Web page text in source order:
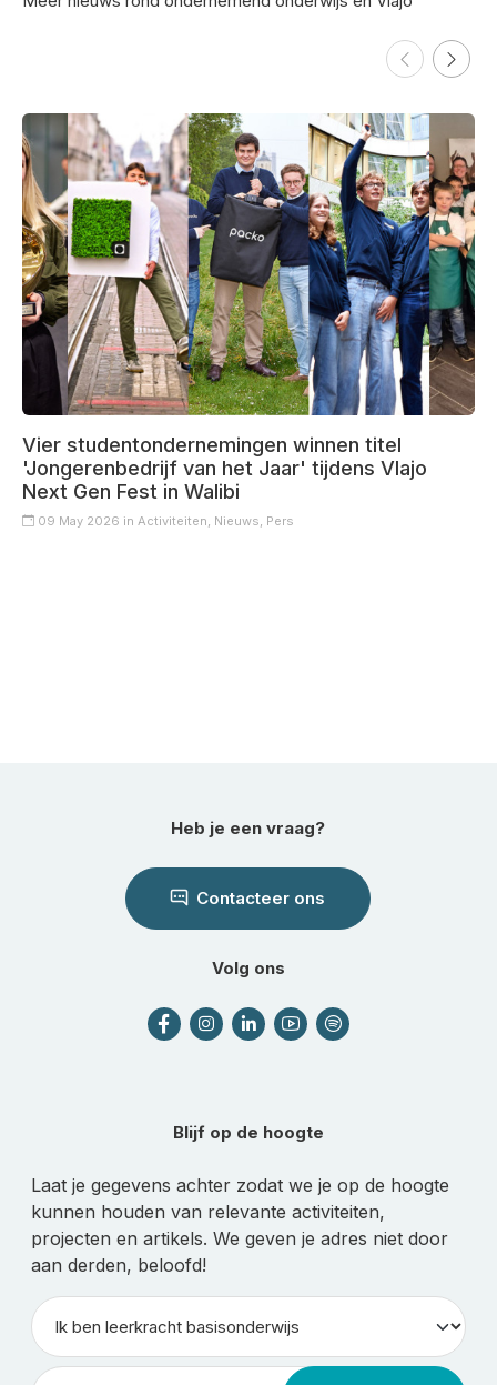
Vier studentondernemingen winnen titel
'Jongerenbedrijf van het Jaar' tijdens Vlajo
Next Gen Fest in Walibi
09 May 2026 in Activiteiten, Nieuws, Pers
Heb je een vraag?
Contacteer ons
Volg ons
Blijf op de hoogte
Laat je gegevens achter zodat we je op de hoogte
kunnen houden van relevante activiteiten,
projecten en artikels. We geven je adres niet door
aan derden, beloofd!